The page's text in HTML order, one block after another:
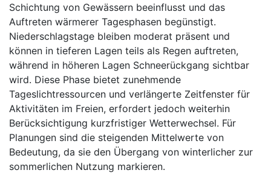
Schichtung von Gewässern beeinflusst und das
Auftreten wärmerer Tagesphasen begünstigt.
Niederschlagstage bleiben moderat präsent und
können in tieferen Lagen teils als Regen auftreten,
während in höheren Lagen Schneerückgang sichtbar
wird. Diese Phase bietet zunehmende
Tageslichtressourcen und verlängerte Zeitfenster für
Aktivitäten im Freien, erfordert jedoch weiterhin
Berücksichtigung kurzfristiger Wetterwechsel. Für
Planungen sind die steigenden Mittelwerte von
Bedeutung, da sie den Übergang von winterlicher zur
sommerlichen Nutzung markieren.